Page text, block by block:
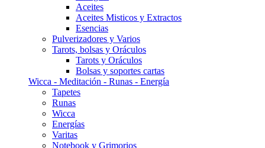
Aceites
Aceites Misticos y Extractos
Esencias
Pulverizadores y Varios
Tarots, bolsas y Oráculos
Tarots y Oráculos
Bolsas y soportes cartas
Wicca - Meditación - Runas - Energía
Tapetes
Runas
Wicca
Energías
Varitas
Notebook y Grimorios